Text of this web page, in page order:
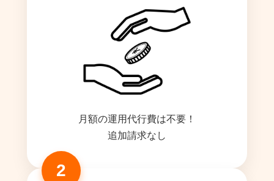
月額の運用代行費は不要！
追加請求なし